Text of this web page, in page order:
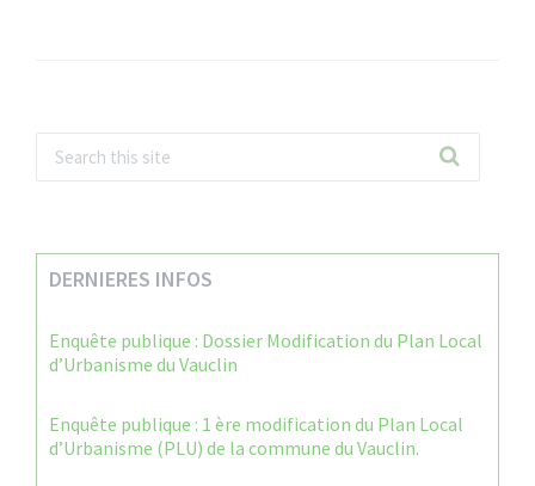
DERNIERES INFOS
Enquête publique : Dossier Modification du Plan Local
d’Urbanisme du Vauclin
Enquête publique : 1 ère modification du Plan Local
d’Urbanisme (PLU) de la commune du Vauclin.